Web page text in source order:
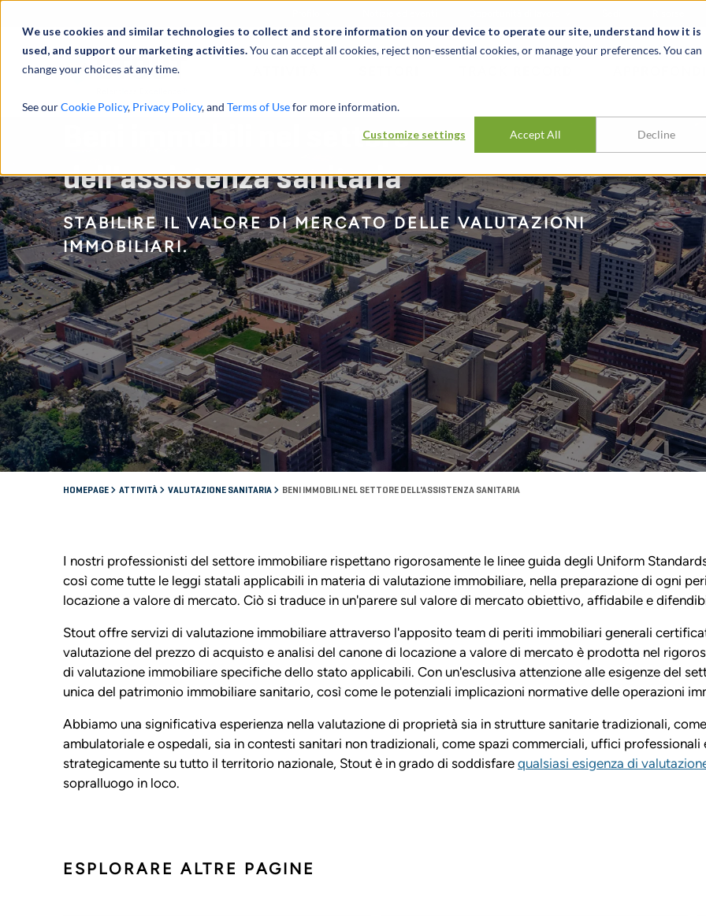
We use cookies and similar technologies to collect and store information on your device to operate our site, understand how it is
used, and support our marketing activities.You can accept all cookies, reject non-essential cookies, or manage your preferences. You can
change your choices at any time.
See ourCookie Policy, Privacy Policy, and Terms of Usefor more information.
Customize settings Accept All Decline
Beni immobili nel settore
dell'assistenza sanitaria
STABILIRE IL VALORE DI MERCATO DELLE VALUTAZIONI
IMMOBILIARI.
HOMEPAGE ATTIVITÀ VALUTAZIONE SANITARIA BENI IMMOBILI NEL SETTORE DELL'ASSISTENZA SANITARIA
I nostri professionisti del settore immobiliare rispettano rigorosamente le linee guida degli Uniform
così come tutte le leggi statali applicabili in materia di valutazione immobiliare, nella preparazione di ogni
locazione a valore di mercato. Ciò si traduce in un'parere sul valore di mercato obiettivo, affidabile e
Stout offre servizi di valutazione immobiliare attraverso l'apposito team di periti immobiliari generali
valutazione del prezzo di acquisto e analisi del canone di locazione a valore di mercato è prodotta nel
di valutazione immobiliare specifiche dello stato applicabili. Con un'esclusiva attenzione alle esigenze del
unica del patrimonio immobiliare sanitario, così come le potenziali implicazioni normative delle operazioni
Abbiamo una significativa esperienza nella valutazione di proprietà sia in strutture sanitarie tradizionali,
ambulatoriale e ospedali, sia in contesti sanitari non tradizionali, come spazi commerciali, uffici
strategicamente su tutto il territorio nazionale, Stout è in grado di soddisfare qualsiasi esigenza di
sopralluogo in loco.
ESPLORARE ALTRE PAGINE